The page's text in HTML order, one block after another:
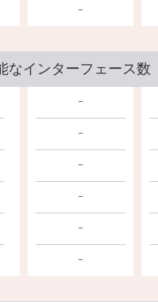
－
なインターフェース数
－
－
－
－
－
－